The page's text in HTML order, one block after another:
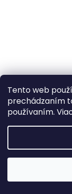
Tento web
prechádzaním
používaním.